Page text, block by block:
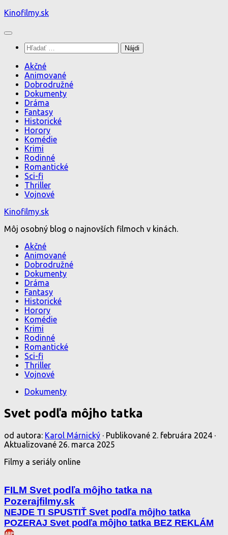
Preskočiť
obsah
Kinofilmy.sk
Hľadať:
Akčné
Animované
Dobrodružné
Dokumenty
Dráma
Fantasy
Historické
Horory
Komédie
Krimi
Rodinné
Romantické
Sci-fi
Thriller
Vojnové
Kinofilmy.sk
Môj osobný blog o najnovších filmoch v kinách.
Akčné
Animované
Dobrodružné
Dokumenty
Dráma
Fantasy
Historické
Horory
Komédie
Krimi
Rodinné
Romantické
Sci-fi
Thriller
Vojnové
Dokumenty
Svet podľa môjho tatka
od autora: Karol Márnický · Publikované 2. februára 2024 ·
Aktualizované 26. marca 2025
Filmy a seriály online
FILM Svet podľa môjho tatka na
Pozerajfilmy.sk
NEJDE TI SPUSTIŤ Svet podľa môjho tatka
POZERAJ Svet podľa môjho tatka BEZ REKLÁM